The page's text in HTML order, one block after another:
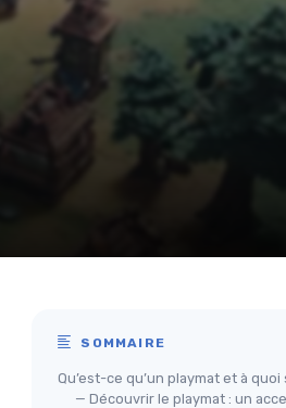
SOMMAIRE
Qu’est-ce qu’un playmat et à
— Découvrir le playmat : un